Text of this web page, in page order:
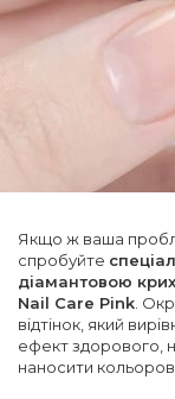
Якщо ж ваша
спробуйте
діамантовою
Nail Care Pink .
відтінок, який
ефект здорового,
наносити